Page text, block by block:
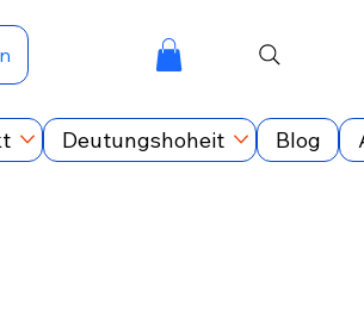
Deutungshoheit Blog